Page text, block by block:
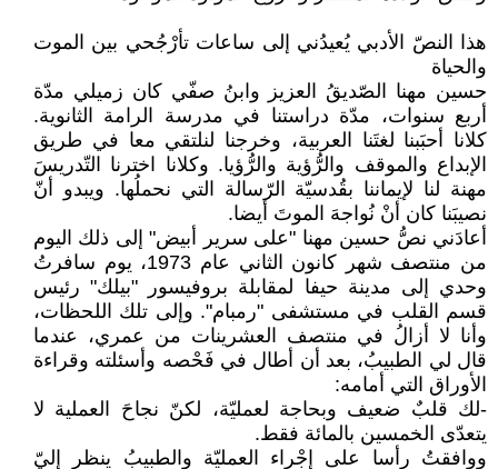
هذا النصّ الأدبي يُعيدُني إلى ساعات تأرْجُحي بين الموت
والحياة
حسين مهنا الصّديقُ العزيز وابنُ صفّي كان زميلي مدّة
أربع سنوات، مدّة دراستنا في مدرسة الرامة الثانوية.
كلانا أحبَبنا لغتَنا العربية، وخرجنا لنلتقي معا في طريق
الإبداع والموقف والرُّؤية والرُّؤيا. وكلانا اخترنا التّدريسَ
مهنة لنا لإيماننا بقُدسيّة الرّسالة التي نحملُها. ويبدو أنّ
نصيبَنا كان أنْ نُواجهَ الموتَ أيضا.
أعادَني نصُّ حسين مهنا "على سرير أبيض" إلى ذلك اليوم
من منتصف شهر كانون الثاني عام 1973، يوم سافرتُ
وحدي إلى مدينة حيفا لمقابلة بروفيسور "بيلك" رئيس
قسم القلب في مستشفى "رمبام". وإلى تلك اللحظات،
وأنا لا أزالُ في منتصف العشرينات من عمري، عندما
قال لي الطبيبُ، بعد أن أطال في فَحْصه وأسئلته وقراءة
الأوراق التي أمامه:
-لك قلبٌ ضعيف وبحاجة لعمليّة، لكنّ نجاحَ العملية لا
يتعدّى الخمسين بالمائة فقط.
ووافقتُ رأسا على إجْراء العمليّة والطبيبُ ينظر إليّ